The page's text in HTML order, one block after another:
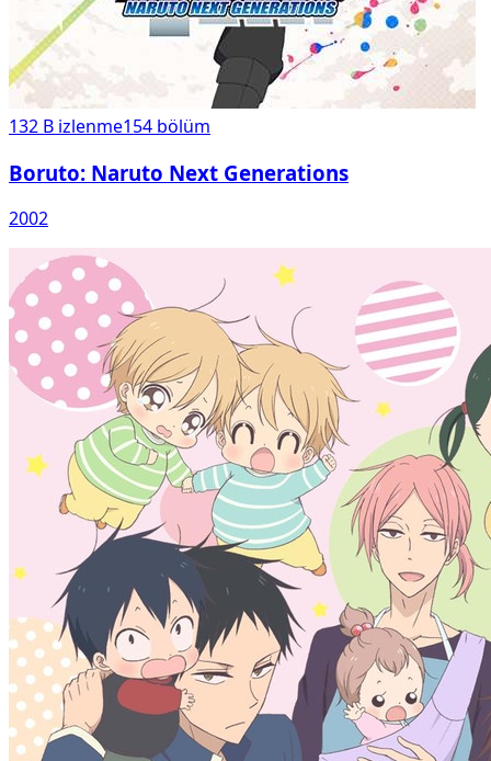
132 B izlenme154 bölüm
Boruto: Naruto Next Generations
2002